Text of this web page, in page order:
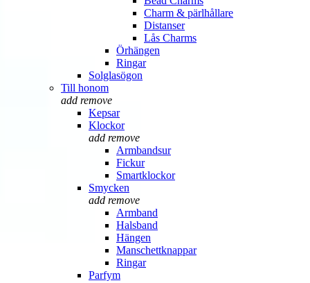
Charm & pärlhållare
Distanser
Lås Charms
Örhängen
Ringar
Solglasögon
Till honom
add remove
Kepsar
Klockor
add remove
Armbandsur
Fickur
Smartklockor
Smycken
add remove
Armband
Halsband
Hängen
Manschettknappar
Ringar
Parfym